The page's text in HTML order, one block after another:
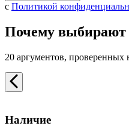
с Политикой
Почему выбирают
20 аргументов,
Наличие